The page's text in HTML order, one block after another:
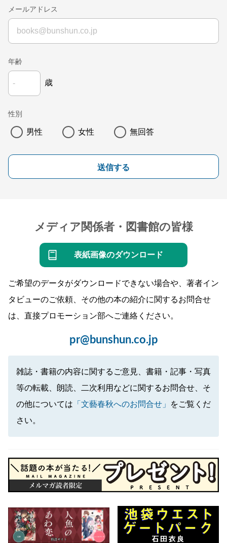
メールアドレス
年齢
歳
性別
男性 女性 無回答
送信する
メディア関係者・図書館の皆様
表紙画像のダウンロード
ご希望のデータがダウンロードできない場合や、著者イン
タビューのご依頼、その他の本の紹介に関するお問合せ
は、直接プロモーション部へご連絡ください。
pr@bunshun.co.jp
雑誌・書籍の内容に関するご意見、書籍・記事・写真
等の転載、朗読、二次利用などに関するお問合せ、そ
の他については 「文藝春秋へのお問合せ」
をご覧くだ
さい。